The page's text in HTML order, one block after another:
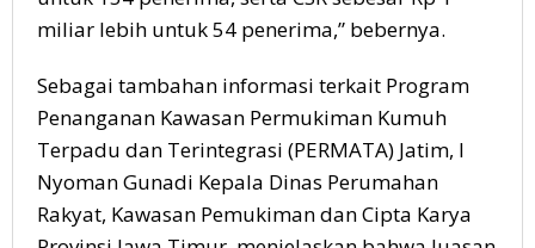
miliar lebih untuk 54 penerima,” bebernya.
Sebagai tambahan informasi terkait Program
Penanganan Kawasan Permukiman Kumuh
Terpadu dan Terintegrasi (PERMATA) Jatim, I
Nyoman Gunadi Kepala Dinas Perumahan
Rakyat, Kawasan Pemukiman dan Cipta Karya